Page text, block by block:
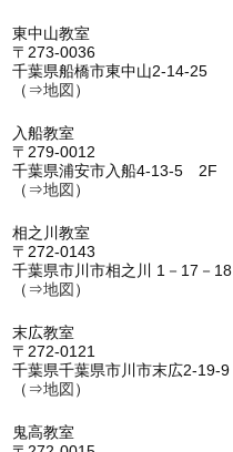
東中山教室
〒273-0036
千葉県船橋市東中山2-14-25
（⇒地図 ）
入船教室
〒279-0012
千葉県浦安市入船4-13-5 2F
（⇒地図 ）
相之川教室
〒272-0143
千葉県市川市相之川 1－17－18
（⇒地図 ）
末広教室
〒272-0121
千葉県千葉県市川市末広2-19-9
（⇒地図 ）
鬼高教室